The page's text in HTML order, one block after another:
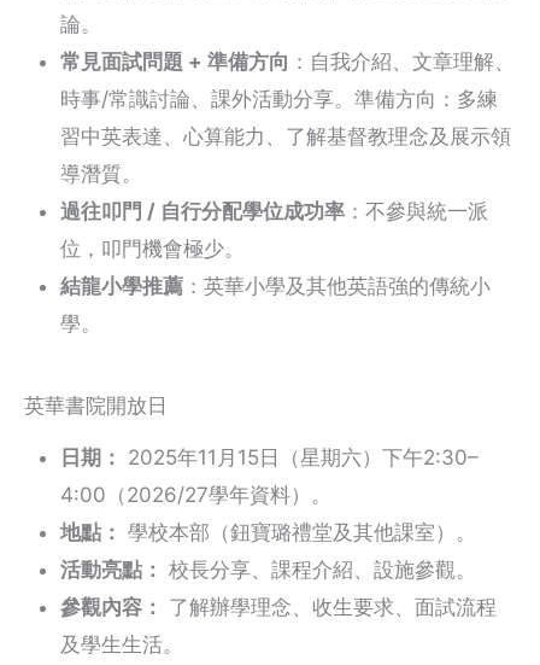
論。
常見面試問題 + 準備方向 ：自我介紹、文章理解、
時事/常識討論、課外活動分享。準備方向：多練
習中英表達、心算能力、了解基督教理念及展示領
導潛質。
過往叩門 / 自行分配學位成功率 ：不參與統一派
位，叩門機會極少。
結龍小學推薦 ：英華小學及其他英語強的傳統小
學。
英華書院開放日
日期：
2025年11月15日（星期六）下午2:30–
4:00（2026/27學年資料）。
地點： 學校本部（鈕寶璐禮堂及其他課室）。
活動亮點： 校長分享、課程介紹、設施參觀。
參觀內容：
了解辦學理念、收生要求、面試流程
及學生生活。